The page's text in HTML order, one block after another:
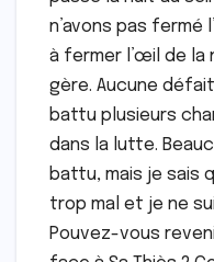
n’avons pas fermé
à fermer l’œil de la
gère. Aucune
battu plusieurs
dans la lutte.
battu, mais je sais
trop mal et je ne
Pouvez-vous